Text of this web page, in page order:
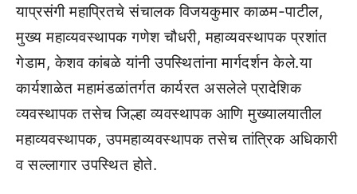
याप्रसंगी महाप्रितचे संचालक विजयकुमार काळम-पाटील,
मुख्य महाव्यवस्थापक गणेश चौधरी, महाव्यवस्थापक प्रशांत
गेडाम, केशव कांबळे यांनी उपस्थितांना मार्गदर्शन केले.या
कार्यशाळेत महामंडळांतर्गत कार्यरत असलेले प्रादेशिक
व्यवस्थापक तसेच जिल्हा व्यवस्थापक आणि मुख्यालयातील
महाव्यवस्थापक, उपमहाव्यवस्थापक तसेच तांत्रिक अधिकारी
व सल्लागार उपस्थित होते.